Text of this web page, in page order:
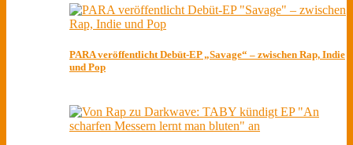
PARA veröffentlicht Debüt-EP „Savage“ – zwischen Rap, Indie
und Pop